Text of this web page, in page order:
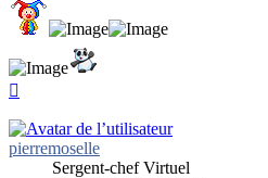
pierremoselle
Sergent-chef Virtuel